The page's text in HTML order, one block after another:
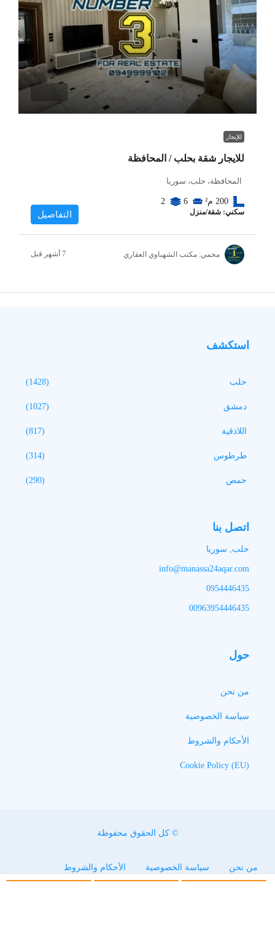
للإيجار
للايجار شقة بحلب / المحافظة
المحافظة، حلب، سوريا
200 م² 6
2
سكني: شقة/منزل التفاصيل
محمي: مكتب الشهباوي العقاري
استكشف
حلب (1428)
دمشق (1027)
اللاذقية (817)
طرطوس (314)
حمص (290)
اتصل بنا
حلب, سوريا
info@manassa24aqar.com
0954446435
00963954446435
حول
من نحن
سياسة الخصوصية
الأحكام والشروط
Cookie Policy (EU)
© كل الحقوق محفوظة
من نحن سياسة الخصوصية الأحكام والشروط